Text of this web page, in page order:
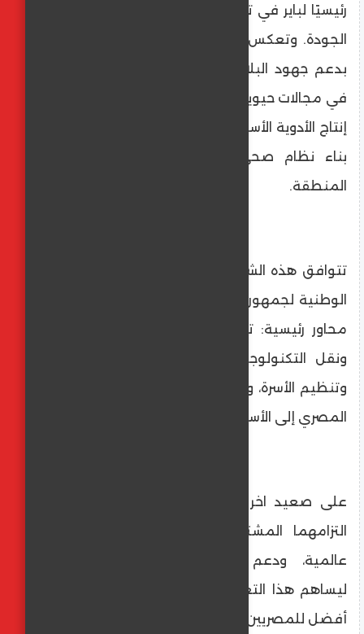
رئيسيًا لباير في تعزيز الوصول إلى الأدوية عالية
الجودة. وتعكس شراكتنا مع "مينافارم" الالتزام
بدعم جهود البلاد نحو تحقيق الاكتفاء الذاتي
في مجالات حيوية مثل صحة المرأة، مع توطين
إنتاج الأدوية الأساسية. وتسهم هذه الشراكة في
بناء نظام صحي أكثر استدامة ومرونة عبر
المنطقة.
تتوافق هذه الشراكة الاستراتيجية مع الأولويات
الوطنية لجمهورية مصر العربية من خلال ثلاثة
محاور رئيسية: تعزيز التصنيع الدوائي المحلي
ونقل التكنولوجيا، دعم مبادرات صحة المرأة
وتنظيم الأسرة، وتوسيع قدرات التصدير الدوائي
المصري إلى الأسواق الإفريقية.
على صعيد اخر اكدت كل من مينافارم وباير
التزامهما المشترك بتوفير أدوية ذات جودة
عالمية، ودعم الابتكار والتصنيع المحلي،
ليساهم هذا التعاون في بناء مستقبل صحي
أفضل للمصريين وللقارة الأفريقية بأكملها.